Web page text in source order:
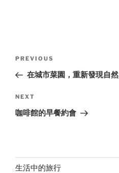
navigation
Previous
Post
PREVIOUS
在城市菜園，重新發現自然
Next
Post
NEXT
咖啡館的早餐約會
生活中的旅行